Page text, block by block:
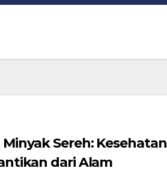
Sereh: Kesehatan
dari Alam